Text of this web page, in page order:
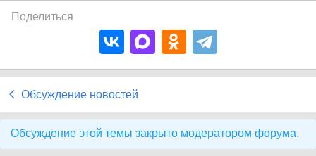
Поделиться
Обсуждение новостей
Обсуждение этой темы закрыто модератором форума.